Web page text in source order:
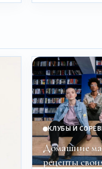
КЛУБЫ И
Домашние
рецепты